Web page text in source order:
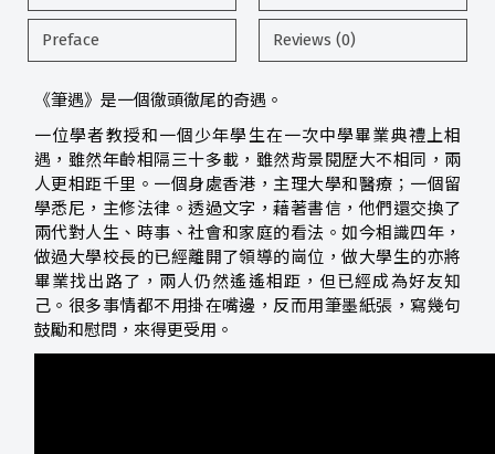
Preface Reviews (0)
《筆遇》是一個徹頭徹尾的奇遇。
一位學者教授和一個少年學生在一次中學畢業典禮上相
遇，雖然年齡相隔三十多載，雖然背景閱歷大不相同，兩
人更相距千里。一個身處香港，主理大學和醫療；一個留
學悉尼，主修法律。透過文字，藉著書信，他們還交換了
兩代對人生、時事、社會和家庭的看法。如今相識四年，
做過大學校長的已經離開了領導的崗位，做大學生的亦將
畢業找出路了，兩人仍然遙遙相距，但已經成為好友知
己。很多事情都不用掛在嘴邊，反而用筆墨紙張，寫幾句
鼓勵和慰問，來得更受用。